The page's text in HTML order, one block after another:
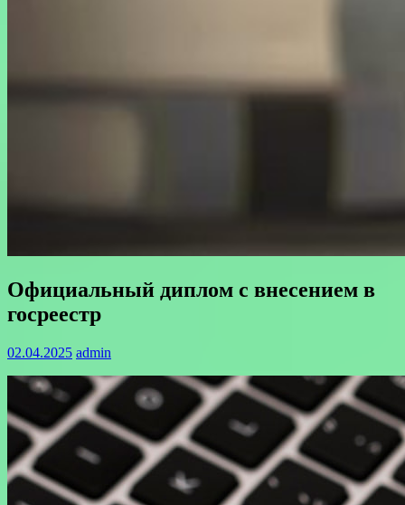
Официальный диплом с внесением в
госреестр
02.04.2025 admin